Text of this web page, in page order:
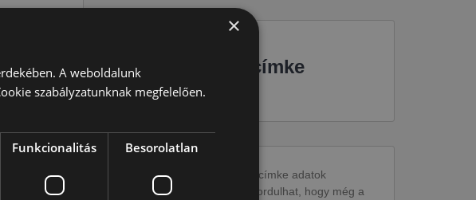
EU-s abroncscímke
Figyelem a feltüntetett címke adatok
tájékoztató jellegűek. Előfordulhat, hogy még a
×
A weboldalunk
szabályzatunknak megfelelően.
Funkcionalitás Besorolatlan